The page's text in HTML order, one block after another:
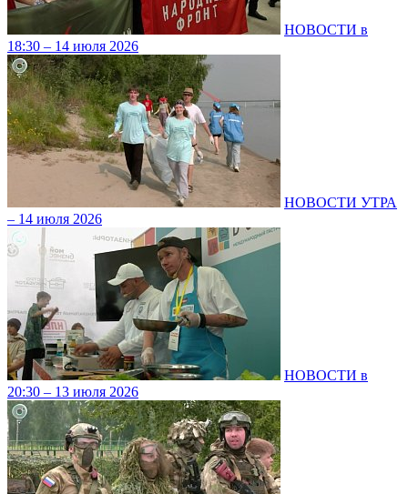
НОВОСТИ в
18:30 – 14 июля 2026
НОВОСТИ УТРА
– 14 июля 2026
НОВОСТИ в
20:30 – 13 июля 2026